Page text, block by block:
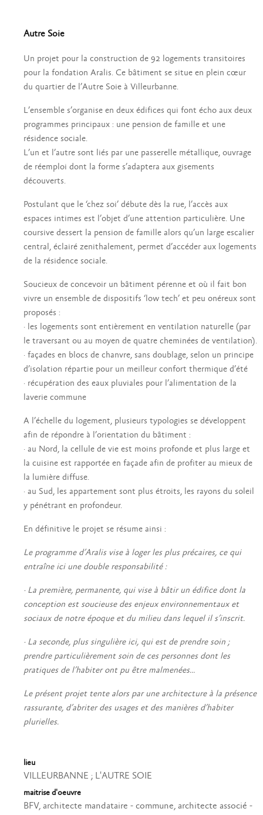
Autre Soie
Un projet pour la construction de 92 logements transitoires
pour la fondation Aralis. Ce bâtiment se situe en plein cœur
du quartier de l’Autre Soie à Villeurbanne.
L’ensemble s’organise en deux édifices qui font écho aux deux
programmes principaux : une pension de famille et une
résidence sociale.
L’un et l’autre sont liés par une passerelle métallique, ouvrage
de réemploi dont la forme s’adaptera aux gisements
découverts.
Postulant que le ‘chez soi’ débute dès la rue, l’accès aux
espaces intimes est l’objet d’une attention particulière. Une
coursive dessert la pension de famille alors qu’un large escalier
central, éclairé zenithalement, permet d’accéder aux logements
de la résidence sociale.
Soucieux de concevoir un bâtiment pérenne et où il fait bon
vivre un ensemble de dispositifs ‘low tech’ et peu onéreux sont
proposés :
· les logements sont entièrement en ventilation naturelle (par
le traversant ou au moyen de quatre cheminées de ventilation).
· façades en blocs de chanvre, sans doublage, selon un principe
d’isolation répartie pour un meilleur confort thermique d’été
· récupération des eaux pluviales pour l’alimentation de la
laverie commune
A l’échelle du logement, plusieurs typologies se développent
afin de répondre à l’orientation du bâtiment :
· au Nord, la cellule de vie est moins profonde et plus large et
la cuisine est rapportée en façade afin de profiter au mieux de
la lumière diffuse.
· au Sud, les appartement sont plus étroits, les rayons du soleil
y pénétrant en profondeur.
En définitive le projet se résume ainsi :
Le programme d’Aralis vise à loger les plus précaires, ce qui
entraîne ici une double responsabilité :
· La première, permanente, qui vise à bâtir un édifice dont la
conception est soucieuse des enjeux environnementaux et
sociaux de notre époque et du milieu dans lequel il s’inscrit.
· La seconde, plus singulière ici, qui est de prendre soin ;
prendre particulièrement soin de ces personnes dont les
pratiques de l’habiter ont pu être malmenées…
Le présent projet tente alors par une architecture à la présence
rassurante, d’abriter des usages et des manières d’habiter
plurielles.
lieu
VILLEURBANNE ; L'AUTRE SOIE
maitrise d'oeuvre
BFV, architecte mandataire - commune, architecte associé -